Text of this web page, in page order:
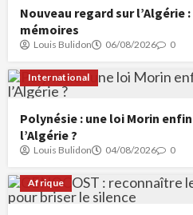
Nouveau regard sur l’Algérie
mémoires
Louis Bulidon 06/08/2026 0
International
Polynésie : une loi Morin
l’Algérie ?
Louis Bulidon 04/08/2026 0
Afrique